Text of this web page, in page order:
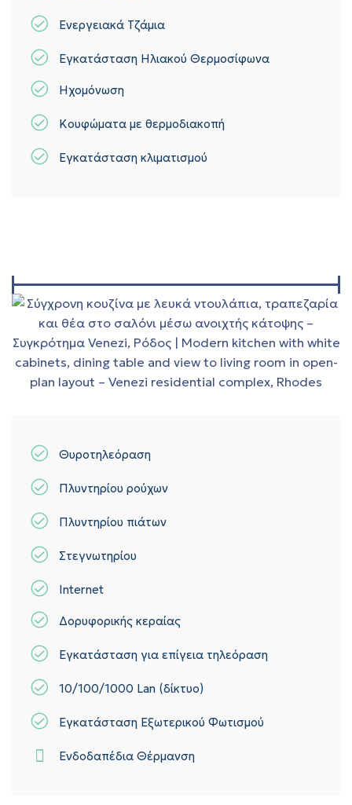
Ενεργειακά Τζάμια
Εγκατάσταση Ηλιακού Θερμοσίφωνα
Ηχομόνωση
Κουφώματα με θερμοδιακοπή
Εγκατάσταση κλιματισμού
Θυροτηλεόραση
Πλυντηρίου ρούχων
Πλυντηρίου πιάτων
Στεγνωτηρίου
Internet
Δορυφορικής κεραίας
Εγκατάσταση για επίγεια τηλεόραση
10/100/1000 Lan (δίκτυο)
Εγκατάσταση Εξωτερικού Φωτισμού
Ενδοδαπέδια Θέρμανση